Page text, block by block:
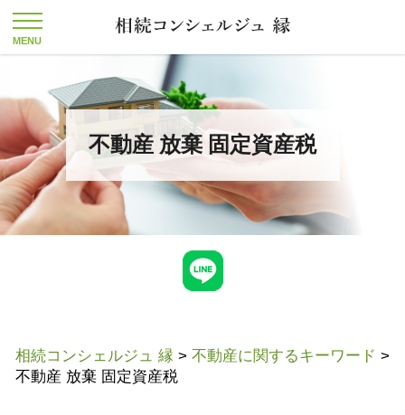
不動産 放棄 固定資産税
相続コンシェルジュ 縁 > 不動産に関するキーワード >
不動産 放棄 固定資産税